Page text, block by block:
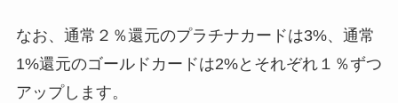
なお、通常２％還元のプラチナカードは3%、通常
1%還元のゴールドカードは2%とそれぞれ１％ずつ
アップします。